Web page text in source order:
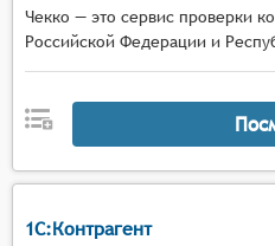
Чекко — это сервис проверки
Российской Федерации и
1С:Контрагент